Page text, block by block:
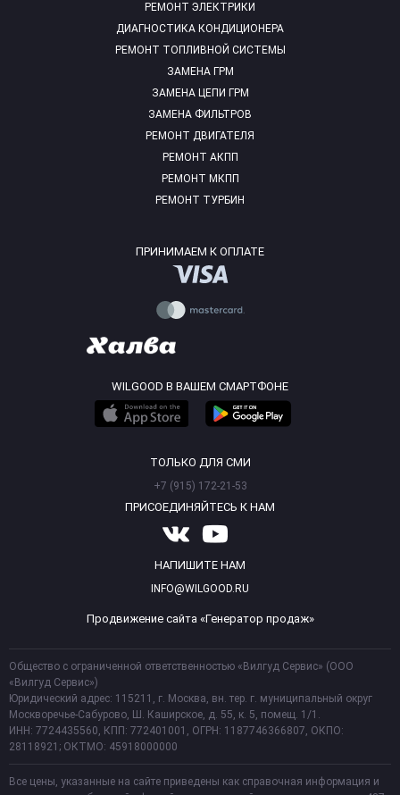
РЕМОНТ ЭЛЕКТРИКИ
ДИАГНОСТИКА КОНДИЦИОНЕРА
РЕМОНТ ТОПЛИВНОЙ СИСТЕМЫ
ЗАМЕНА ГРМ
ЗАМЕНА ЦЕПИ ГРМ
ЗАМЕНА ФИЛЬТРОВ
РЕМОНТ ДВИГАТЕЛЯ
РЕМОНТ АКПП
РЕМОНТ МКПП
РЕМОНТ ТУРБИН
ПРИНИМАЕМ К ОПЛАТЕ
WILGOOD В ВАШЕМ СМАРТФОНЕ
ТОЛЬКО ДЛЯ СМИ
+7 (915) 172-21-53
ПРИСОЕДИНЯЙТЕСЬ К НАМ
НАПИШИТЕ НАМ
INFO@WILGOOD.RU
Продвижение сайта «Генератор продаж»
Общество с ограниченной ответственностью «Вилгуд Сервис» (ООО
«Вилгуд Сервис»)
Юридический адрес: 115211, г. Москва, вн. тер. г. муниципальный округ
Москворечье-Сабурово, Ш. Каширское, д. 55, к. 5, помещ. 1/1.
ИНН: 7724435560, КПП: 772401001, ОГРН: 1187746366807, ОКПО:
28118921; ОКТМО: 45918000000
Все цены, указанные на сайте приведены как справочная информация и